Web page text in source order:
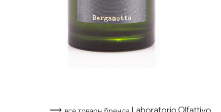
⟶ Laboratorio Olfattivo